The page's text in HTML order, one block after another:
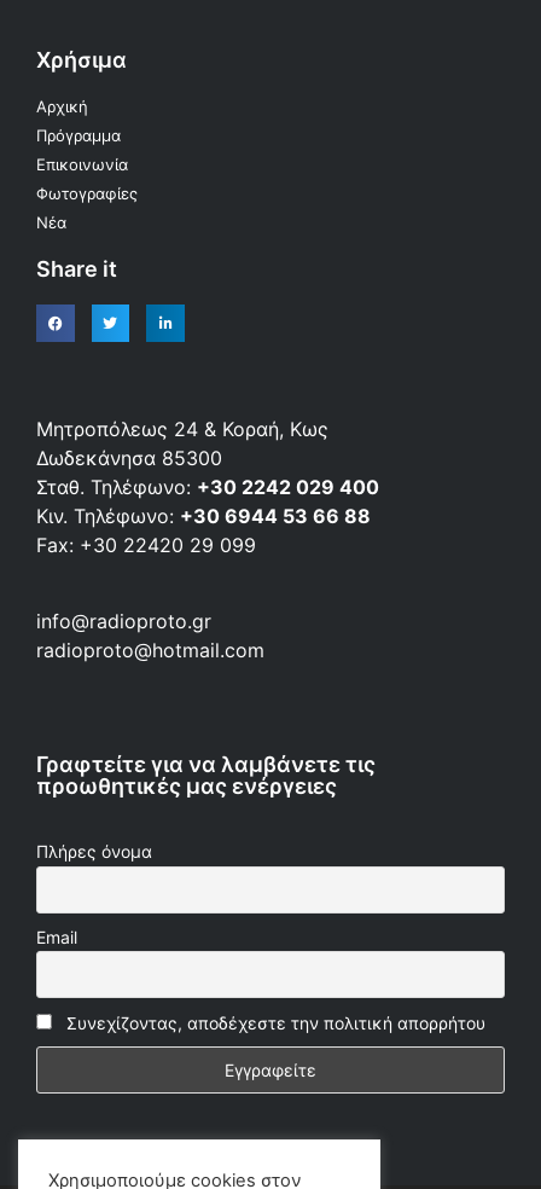
Χρήσιμα
Αρχική
Πρόγραμμα
Επικοινωνία
Φωτογραφίες
Νέα
Share it
Μητροπόλεως 24 & Κοραή, Κως
Δωδεκάνησα 85300
Σταθ. Τηλέφωνο: +30 2242 029 400
Κιν. Τηλέφωνο: +30 6944 53 66 88
Fax: +30 22420 29 099
info@radioproto.gr
radioproto@hotmail.com
Γραφτείτε για να λαμβάνετε τις
προωθητικές μας ενέργειες
Πλήρες όνομα
Email
Συνεχίζοντας, αποδέχεστε την πολιτική απορρήτου
Χρησιμοποιούμε cookies στον